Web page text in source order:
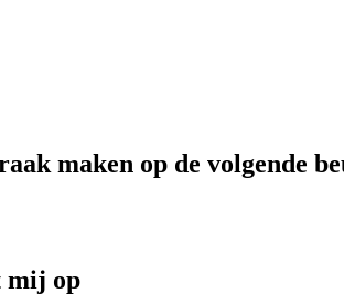
maken op de volgende
mij op